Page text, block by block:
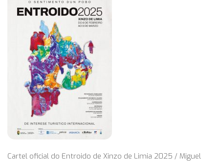
Cartel oficial do Entroido de Xinzo de Limia 2025 / Miguel